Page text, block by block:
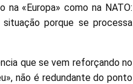
«Europa» como na NATO:
porque se processa
que se vem reforçando no
não é redundante do ponto